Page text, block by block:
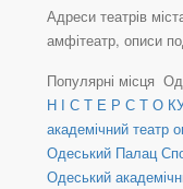
Адреси театрів
амфітеатр, описи
Популярні місця
Н І С Т Е Р С Т О
академічний театр
Одеський Палац
Одеський